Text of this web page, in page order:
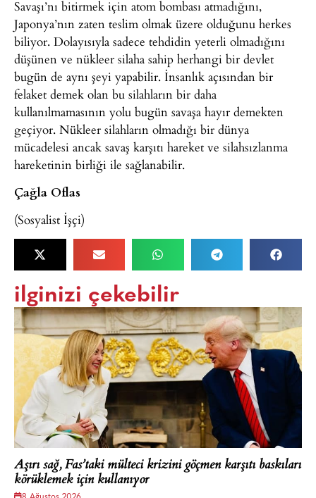
Savaşı’nı bitirmek için atom bombası atmadığını,
Japonya’nın zaten teslim olmak üzere olduğunu herkes
biliyor. Dolayısıyla sadece tehdidin yeterli olmadığını
düşünen ve nükleer silaha sahip herhangi bir devlet
bugün de aynı şeyi yapabilir. İnsanlık açısından bir
felaket demek olan bu silahların bir daha
kullanılmamasının yolu bugün savaşa hayır demekten
geçiyor. Nükleer silahların olmadığı bir dünya
mücadelesi ancak savaş karşıtı hareket ve silahsızlanma
hareketinin birliği ile sağlanabilir.
Çağla Oflas
(Sosyalist İşçi)
ilginizi çekebilir
Aşırı sağ, Fas’taki mülteci krizini göçmen karşıtı baskıları
körüklemek için kullanıyor